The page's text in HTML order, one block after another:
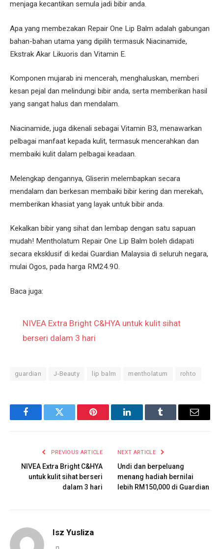
menjaga kecantikan semula jadi bibir anda.
Apa yang membezakan Repair One Lip Balm adalah gabungan
bahan-bahan utama yang dipilih termasuk Niacinamide,
Ekstrak Akar Likuoris dan Vitamin E.
Komponen mujarab ini mencerah, menghaluskan, memberi
kesan pejal dan melindungi bibir anda, serta memberikan hasil
yang sangat halus dan mendalam.
Niacinamide, juga dikenali sebagai Vitamin B3, menawarkan
pelbagai manfaat kepada kulit, termasuk mencerahkan dan
membaiki kulit dalam pelbagai keadaan.
Melengkap dengannya, Gliserin melembapkan secara
mendalam dan berkesan membaiki bibir kering dan merekah,
memberikan khasiat yang layak untuk bibir anda.
Kekalkan bibir yang sihat dan lembap dengan satu sapuan
mudah! Mentholatum Repair One Lip Balm boleh didapati
secara eksklusif di kedai Guardian Malaysia di seluruh negara,
mulai Ogos, pada harga RM24.90.
Baca juga:
NIVEA Extra Bright C&HYA untuk kulit sihat
berseri dalam 3 hari
guardian J-Beauty lip balm mentholatum rohto
FacebookTwitter Pinterest LinkedInTumblr Email
PREVIOUS ARTICLE
NIVEA Extra Bright C&HYA
untuk kulit sihat berseri
dalam 3 hari
NEXT ARTICLE
Undi dan berpeluang
menang hadiah bernilai
lebih RM150,000 di Guardian
Isz Yusliza